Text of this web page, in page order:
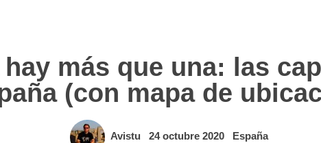
más que una: las
(con mapa de
Avistu 24 octubre 2020 España